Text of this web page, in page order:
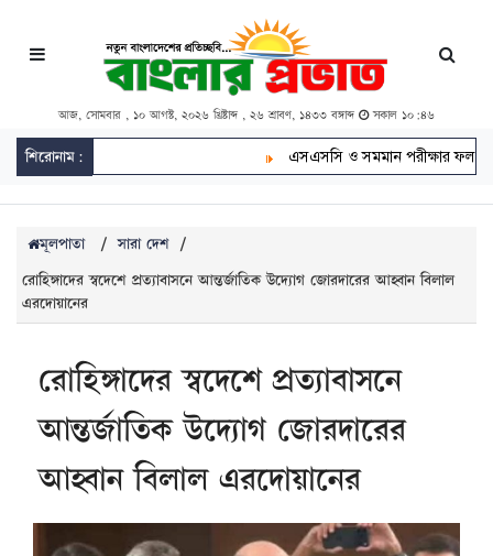
আজ, সোমবার , ১০ আগস্ট, ২০২৬ খ্রিষ্টাব্দ , ২৬ শ্রাবণ, ১৪৩৩ বঙ্গাব্দ সকাল ১০:৪৬
শিরোনাম: এসএসসি ও সমমান পরীক্ষার ফল
মূলপাতা / সারা দেশ /
রোহিঙ্গাদের স্বদেশে প্রত্যাবাসনে আন্তর্জাতিক উদ্যোগ জোরদারের আহ্বান বিলাল
এরদোয়ানের
রোহিঙ্গাদের স্বদেশে প্রত্যাবাসনে
আন্তর্জাতিক উদ্যোগ জোরদারের
আহ্বান বিলাল এরদোয়ানের